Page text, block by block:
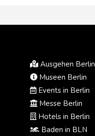
Ausgehen Berlin
Museen Berlin
Events in Berlin
Messe Berlin
Hotels in Berlin
Baden in BLN